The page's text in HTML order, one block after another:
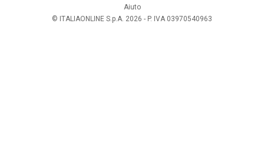
Aiuto
© ITALIAONLINE S.p.A. 2026 - P. IVA 03970540963